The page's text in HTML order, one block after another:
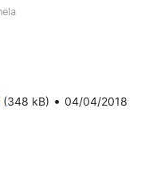
(348 kB) • 04/04/2018